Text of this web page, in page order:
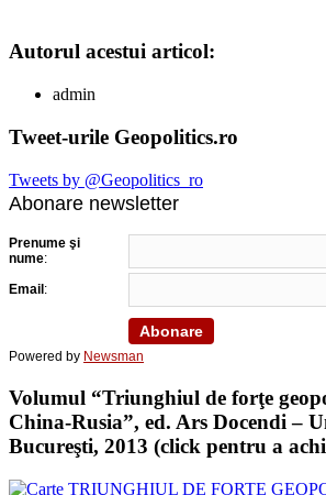
Autorul acestui articol:
admin
Tweet-urile Geopolitics.ro
Tweets by @Geopolitics_ro
Abonare newsletter
Prenume şi
nume:
Email:
Powered by Newsman
Volumul “Triunghiul de forţe
China-Rusia”, ed. Ars Docendi –
Bucureşti, 2013 (click pentru a